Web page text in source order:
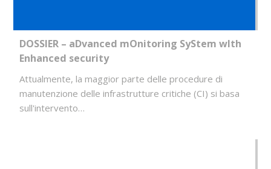
DOSSIER – aDvanced mOnitoring SyStem wIth
Enhanced security
Attualmente, la maggior parte delle procedure di
manutenzione delle infrastrutture critiche (CI) si basa
sull'intervento…